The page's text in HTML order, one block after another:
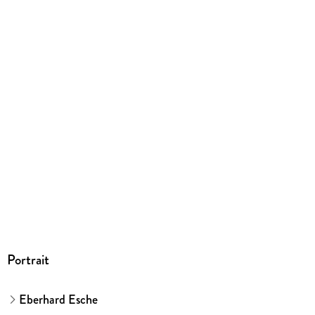
Portrait
Eberhard Esche